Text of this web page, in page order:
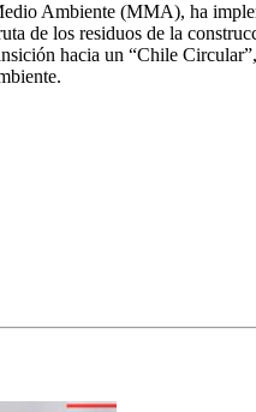
Ambiente (MMA), ha
de los residuos de la
hacia un “Chile